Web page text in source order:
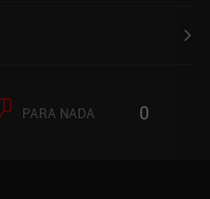
PARA NADA 0